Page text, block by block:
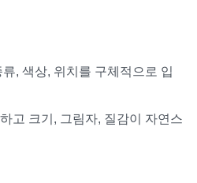
, 색상, 위치를 구체적으로 입
고 크기, 그림자, 질감이 자연스